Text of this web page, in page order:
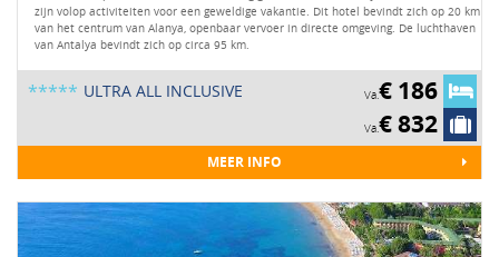
zijn volop activiteiten voor een geweldige vakantie. Dit hotel bevindt zich op 20 km
van het centrum van Alanya, openbaar vervoer in directe omgeving. De luchthaven
van Antalya bevindt zich op circa 95 km.
MEER INFO
ULTRA ALL INCLUSIVE
***** Va.€ 186
Va.€ 832